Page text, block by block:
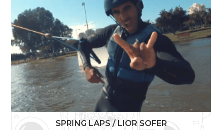
SPRING LAPS / LIOR SOFER